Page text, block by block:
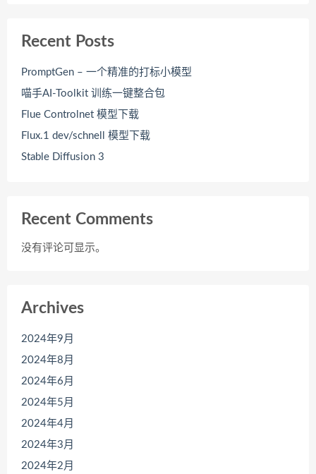
Recent Posts
PromptGen – 一个精准的打标小模型
喵手AI-Toolkit 训练一键整合包
Flue Controlnet 模型下载
Flux.1 dev/schnell 模型下载
Stable Diffusion 3
Recent Comments
没有评论可显示。
Archives
2024年9月
2024年8月
2024年6月
2024年5月
2024年4月
2024年3月
2024年2月